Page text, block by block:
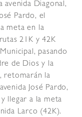
avenida Diagonal,
Pardo, el
meta en la
21K y 42K
pasando
de Dios y la
retomarán la
José Pardo,
llegar a la meta
Larco (42K).